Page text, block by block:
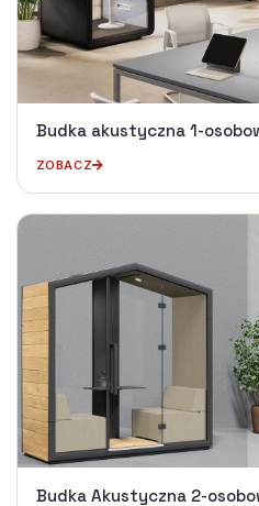
Budka akustyczna 1-
ZOBACZ
Budka Akustyczna 2-